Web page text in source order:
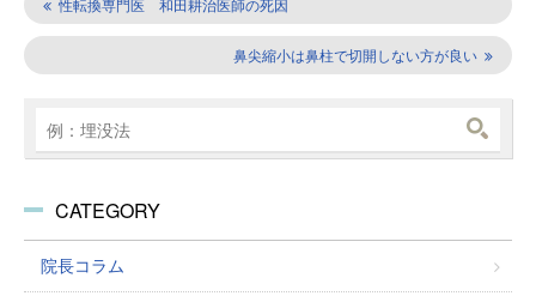
鼻尖縮小は鼻柱で切開しない方が良い
CATEGORY
院長コラム